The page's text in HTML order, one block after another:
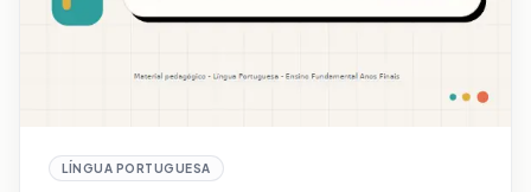
LÍNGUA PORTUGUESA